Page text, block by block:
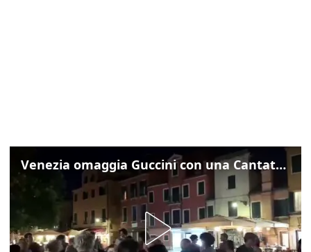
Venezia omaggia Guccini con una Cantata Anarchica in campo Santa Margherita